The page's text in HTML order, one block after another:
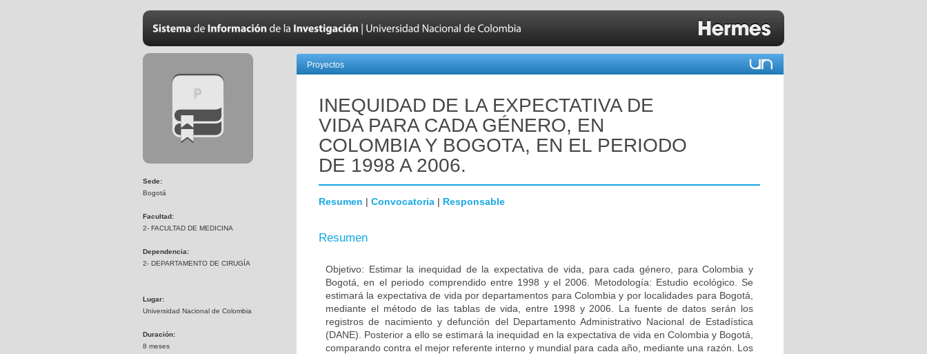
Sede:
Bogotá
Facultad:
2- FACULTAD DE MEDICINA
Dependencia:
2- DEPARTAMENTO DE CIRUGÍA
Lugar:
Universidad Nacional de Colombia
Duración:
8 meses
Proyectos
INEQUIDAD DE LA EXPECTATIVA DE
VIDA PARA CADA GÉNERO, EN
COLOMBIA Y BOGOTA, EN EL PERIODO
DE 1998 A 2006.
Resumen | Convocatoria | Responsable
Resumen
Objetivo: Estimar la inequidad de la expectativa de vida, para cada género, para Colombia y
Bogotá, en el periodo comprendido entre 1998 y el 2006. Metodología: Estudio ecológico. Se
estimará la expectativa de vida por departamentos para Colombia y por localidades para Bogotá,
mediante el método de las tablas de vida, entre 1998 y 2006. La fuente de datos serán los
registros de nacimiento y defunción del Departamento Administrativo Nacional de Estadística
(DANE). Posterior a ello se estimará la inequidad en la expectativa de vida en Colombia y Bogotá,
comparando contra el mejor referente interno y mundial para cada año, mediante una razón. Los